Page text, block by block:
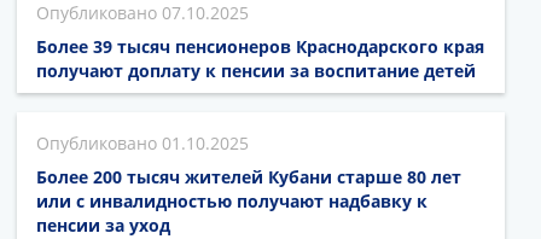
Муниципальное имущество
Публичные слушания и общественные обсуждения
Документы
07.10.2025
Более 39 тысяч пенсионеров Краснодарского края
получают доплату к пенсии за воспитание детей
01.10.2025
Более 200 тысяч жителей Кубани старше 80 лет
или с инвалидностью получают надбавку к
пенсии за уход